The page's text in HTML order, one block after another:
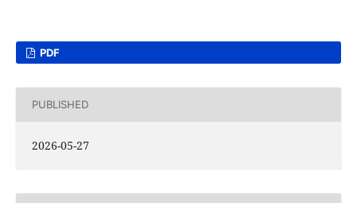
PDF
PUBLISHED
2026-05-27